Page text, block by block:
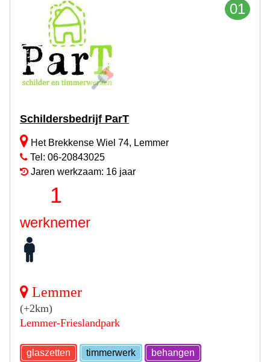
01
Schildersbedrijf ParT
Het Brekkense Wiel 74, Lemmer
Tel: 06-20843025
Jaren werkzaam: 16 jaar
1
werknemer
Lemmer
(+2km)
Lemmer-Frieslandpark
glaszetten timmerwerk behangen